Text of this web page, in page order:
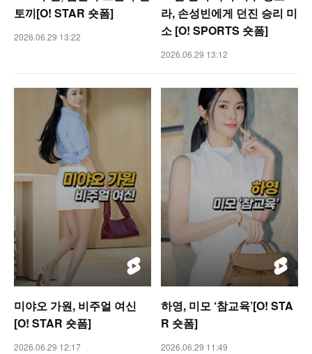
토끼[O! STAR 숏폼]
2026.06.29 13:22
라, 손성빈에게 던진 승리 미
소 [O! SPORTS 숏폼]
2026.06.29 13:12
미야오 가원, 비주얼 여신
[O! STAR 숏폼]
2026.06.29 12:17
하영, 미모 ‘참교육’[O! STA
R 숏폼]
2026.06.29 11:49